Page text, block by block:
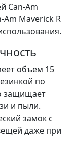
Can-Am
Am Maverick R
объем 15
по
защищает
и пыли.
замок с
даже при